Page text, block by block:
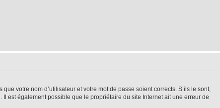
votre nom d’utilisateur et votre mot de passe soient corrects. S’ils le sont,
est également possible que le propriétaire du site Internet ait une erreur de